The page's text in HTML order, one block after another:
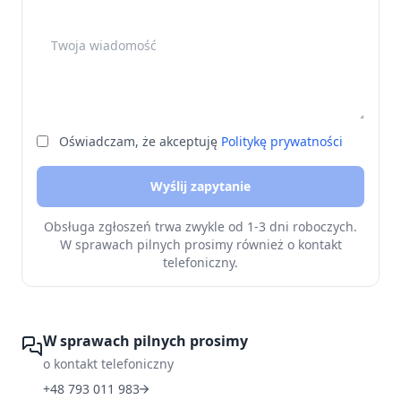
Twoja wiadomość
Oświadczam, że akceptuję Politykę prywatności
Wyślij zapytanie
Obsługa zgłoszeń trwa zwykle od 1-3 dni roboczych.
W sprawach pilnych prosimy również o kontakt
telefoniczny.
W sprawach pilnych prosimy
o kontakt telefoniczny
+48 793 011 983